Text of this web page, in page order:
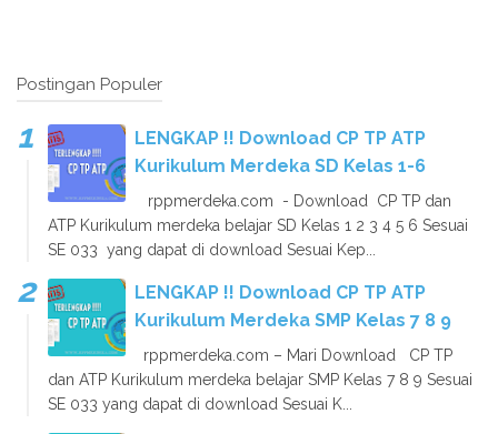
Postingan Populer
LENGKAP !! Download CP TP ATP
Kurikulum Merdeka SD Kelas 1-6
rppmerdeka.com - Download CP TP dan
ATP Kurikulum merdeka belajar SD Kelas 1 2 3 4 5 6 Sesuai
SE 033 yang dapat di download Sesuai Kep...
LENGKAP !! Download CP TP ATP
Kurikulum Merdeka SMP Kelas 7 8 9
rppmerdeka.com – Mari Download CP TP
dan ATP Kurikulum merdeka belajar SMP Kelas 7 8 9 Sesuai
SE 033 yang dapat di download Sesuai K...